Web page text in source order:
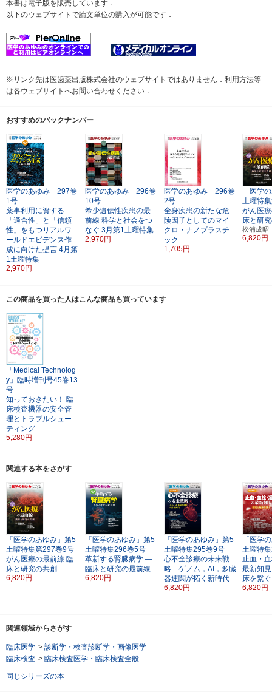
本書は電子版を販売しています．
以下のウェブサイトで論文単位の購入が可能です．
※リンク先は医歯薬出版株式会社のウェブサイトではありません．利用方法等
は各ウェブサイトへお問い合わせください．
おすすめのバックナンバー
医学のあゆみ 297巻
1号
薬事利用に資する
「適合性」と「信頼
性」をもつリアルワ
ールドエビデンス作
成に向けた提言 4月第
1土曜特集
2,970円
医学のあゆみ 296巻
10号
希少遺伝性疾患の最
前線 科学と社会をつ
なぐ 3月第1土曜特集
2,970円
医学のあゆみ 296巻
2号
全身疾患の新たな危
険因子としてのマイ
クロ・ナノプラスチ
ック
1,705円
「医学
土曜特
がん医
床と研
松浦成
6,820円
この商品を買った人はこんな商品も買っています
「Medical Technolog
y」臨時増刊号45巻13
号
知っておきたい！ 臨
床検査機器の安全管
理とトラブルシュー
ティング
5,280円
関連する本をさがす
「医学のあゆみ」第5
土曜特集第297巻9号
がん医療の最前線 臨
床と研究の共創
6,820円
「医学のあゆみ」第5
土曜特集296巻5号
革新する腎臓病学 ―
臨床と研究の最前線
6,820円
「医学のあゆみ」第5
土曜特集295巻9号
心不全診療の未来戦
略 ─ゲノム，AI，多臓
器連関が拓く新時代
6,820円
「医学
土曜特
止血・
最新知見
床を繋ぐ
6,820円
関連領域からさがす
臨床医学 > 診断学・検査診断学・画像医学
臨床検査 > 臨床検査医学・臨床検査全般
同じシリーズの本